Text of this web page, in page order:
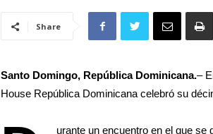
Share
Santo Domingo, República Dominicana.–
House República Dominicana celebró su
urante un encuentro en el que